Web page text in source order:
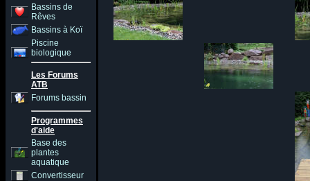
Bassins de
Rêves
Bassins à Koï
Piscine
biologique
Les Forums
ATB
Forums bassin
Programmes
d'aide
Base des
plantes
aquatique
Convertisseur